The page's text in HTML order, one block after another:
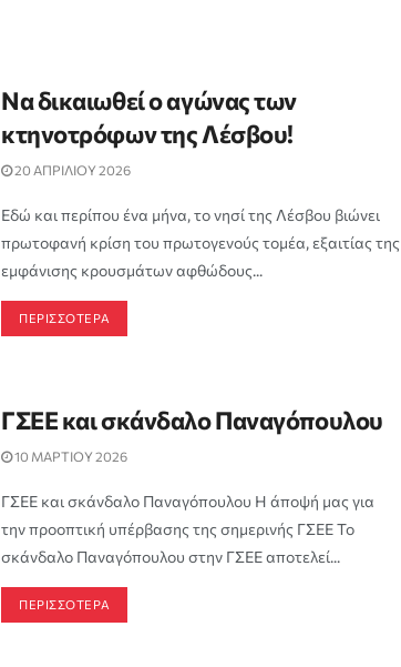
Να δικαιωθεί ο αγώνας των
κτηνοτρόφων της Λέσβου!
20 ΑΠΡΙΛΙΟΥ 2026
Εδώ και περίπου ένα μήνα, το νησί της Λέσβου βιώνει
πρωτοφανή κρίση του πρωτογενούς τομέα, εξαιτίας της
εμφάνισης κρουσμάτων αφθώδους...
ΠΕΡΙΣΣΟΤΕΡΑ
ΓΣΕΕ και σκάνδαλο Παναγόπουλου
10 ΜΑΡΤΙΟΥ 2026
ΓΣΕΕ και σκάνδαλο Παναγόπουλου Η άποψή μας για
την προοπτική υπέρβασης της σημερινής ΓΣΕΕ Το
σκάνδαλο Παναγόπουλου στην ΓΣΕΕ αποτελεί...
ΠΕΡΙΣΣΟΤΕΡΑ